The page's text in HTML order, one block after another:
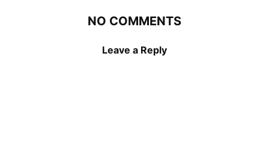
NO COMMENTS
Leave a Reply